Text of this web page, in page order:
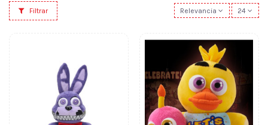
Filtrar Relevancia 24